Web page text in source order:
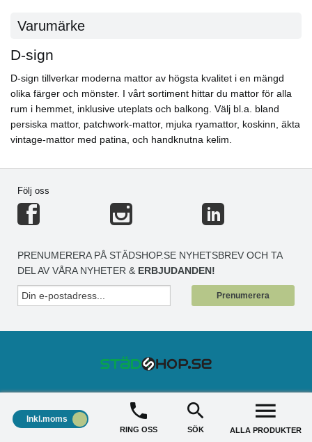
Varumärke
D-sign
D-sign tillverkar moderna mattor av högsta kvalitet i en mängd
olika färger och mönster. I vårt sortiment hittar du mattor för alla
rum i hemmet, inklusive uteplats och balkong. Välj bl.a. bland
persiska mattor, patchwork-mattor, mjuka ryamattor, koskinn, äkta
vintage-mattor med patina, och handknutna kelim.
Följ oss
PRENUMERERA PÅ STÄDSHOP.SE NYHETSBREV OCH TA
DEL AV VÅRA NYHETER & ERBJUDANDEN!
Prenumerera
Inkl.moms
RING OSS SÖK ALLA PRODUKTER